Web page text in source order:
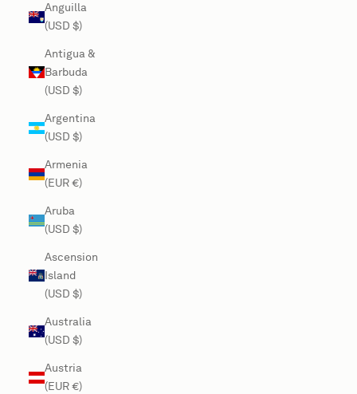
Anguilla
(USD $)
Antigua &
Barbuda
(USD $)
Argentina
(USD $)
Armenia
(EUR €)
Aruba
(USD $)
Ascension
Island
(USD $)
Australia
(USD $)
Austria
(EUR €)